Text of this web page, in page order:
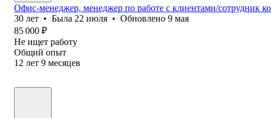
Офис-менеджер, менеджер по работе с клиентами/сотрудник
30 лет • Была 22 июля • Обновлено 9 мая
85 000 ₽
Не ищет работу
Общий опыт
12 лет 9 месяцев